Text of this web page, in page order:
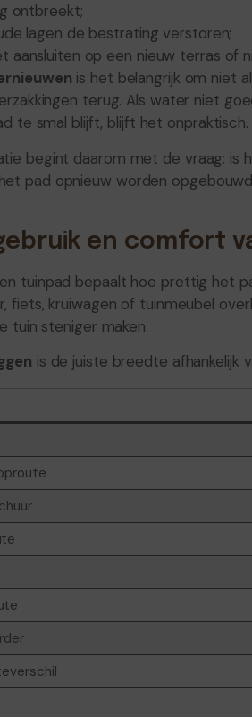
ontbreekt;
lagen de bestrating verstoren;
aansluiten op een nieuw terras of
is het belangrijk om niet
terug. Als water niet
te smal blijft, blijft het onpraktisch.
begint daarom met de vraag:
pad opnieuw worden
en comfort
tuinpad bepaalt hoe prettig het
fiets, kruiwagen of tuinmeubel
tuin steniger maken.
is de juiste breedte afhankelijk